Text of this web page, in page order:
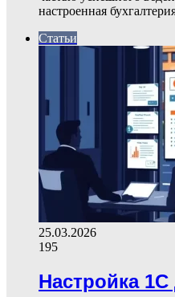
настроенная
Статьи
25.03.2026
195
Настройка 1С